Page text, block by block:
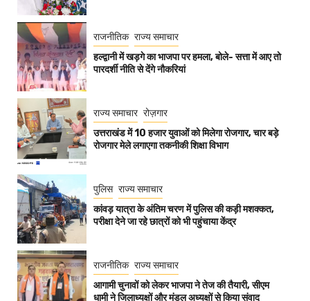
राजनीतिक राज्य समाचार
हल्द्वानी में खड़गे का भाजपा पर हमला, बोले- सत्ता में आए तो
पारदर्शी नीति से देंगे नौकरियां
राज्य समाचार रोज़गार
उत्तराखंड में 10 हजार युवाओं को मिलेगा रोजगार, चार बड़े
रोजगार मेले लगाएगा तकनीकी शिक्षा विभाग
पुलिस राज्य समाचार
कांवड़ यात्रा के अंतिम चरण में पुलिस की कड़ी मशक्कत,
परीक्षा देने जा रहे छात्रों को भी पहुंचाया केंद्र
राजनीतिक राज्य समाचार
आगामी चुनावों को लेकर भाजपा ने तेज की तैयारी, सीएम
धामी ने जिलाध्यक्षों और मंडल अध्यक्षों से किया संवाद